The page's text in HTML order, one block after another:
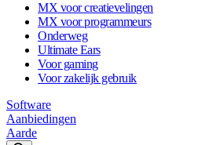
MX voor creatievelingen
MX voor programmeurs
Onderweg
Ultimate Ears
Voor gaming
Voor zakelijk gebruik
Software
Aanbiedingen
Aarde